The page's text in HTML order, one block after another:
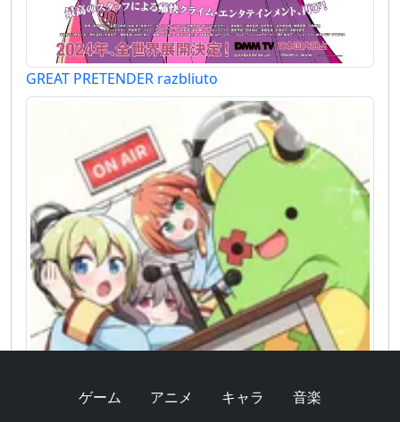
ゲーム アニメ キャラ 音楽
GREAT PRETENDER razbliuto